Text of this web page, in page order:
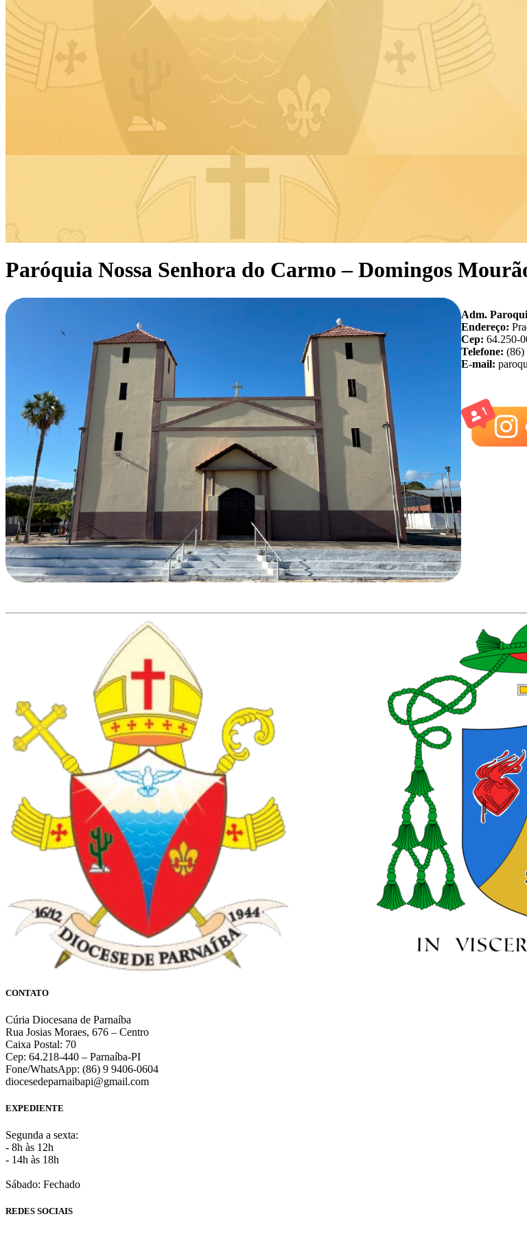
Paróquia Nossa Senhora do Carmo – Domingos
Adm.
Endereço:
Cep: 64.250-
Telefone: (86)
E-mail:
CONTATO
Cúria Diocesana de Parnaíba
Rua Josias Moraes, 676 – Centro
Caixa Postal: 70
Cep: 64.218-440 – Parnaíba-PI
Fone/WhatsApp: (86) 9 9406-0604
diocesedeparnaibapi@gmail.com
EXPEDIENTE
Segunda a sexta:
- 8h às 12h
- 14h às 18h
Sábado: Fechado
REDES SOCIAIS